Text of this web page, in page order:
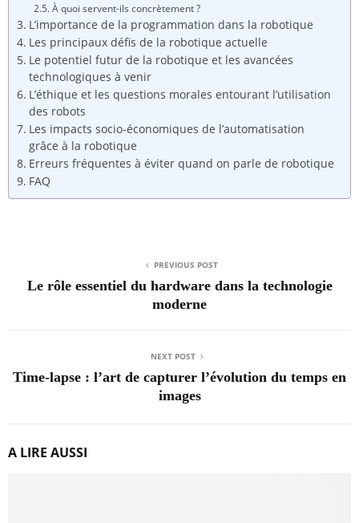
À quoi servent-ils concrètement ?
L’importance de la programmation dans la robotique
Les principaux défis de la robotique actuelle
Le potentiel futur de la robotique et les avancées
technologiques à venir
L’éthique et les questions morales entourant l’utilisation
des robots
Les impacts socio-économiques de l’automatisation
grâce à la robotique
Erreurs fréquentes à éviter quand on parle de robotique
FAQ
PREVIOUS POST
Le rôle essentiel du hardware dans la technologie
moderne
NEXT POST
Time-lapse : l’art de capturer l’évolution du temps en
images
A LIRE AUSSI